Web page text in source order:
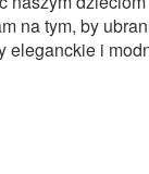
na tym, by
eleganckie i